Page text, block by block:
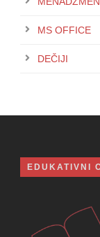
MS OFFICE
DEČIJI
EDUKATIVNI